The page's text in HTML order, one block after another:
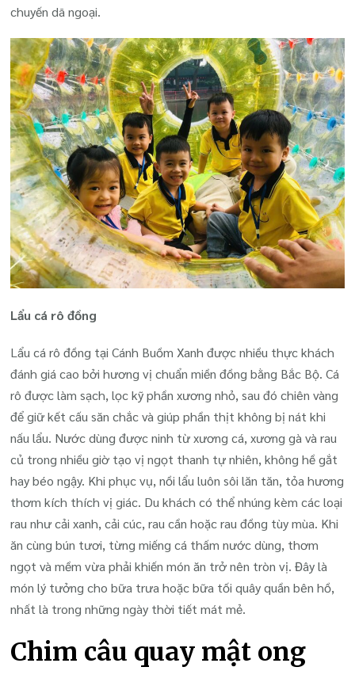
chuyến dã ngoại.
Lẩu cá rô đồng
Lẩu cá rô đồng tại Cánh Buồm Xanh được nhiều thực khách
đánh giá cao bởi hương vị chuẩn miền đồng bằng Bắc Bộ. Cá
rô được làm sạch, lọc kỹ phần xương nhỏ, sau đó chiên vàng
để giữ kết cấu săn chắc và giúp phần thịt không bị nát khi
nấu lẩu. Nước dùng được ninh từ xương cá, xương gà và rau
củ trong nhiều giờ tạo vị ngọt thanh tự nhiên, không hề gắt
hay béo ngậy. Khi phục vụ, nồi lẩu luôn sôi lăn tăn, tỏa hương
thơm kích thích vị giác. Du khách có thể nhúng kèm các loại
rau như cải xanh, cải cúc, rau cần hoặc rau đồng tùy mùa. Khi
ăn cùng bún tươi, từng miếng cá thấm nước dùng, thơm
ngọt và mềm vừa phải khiến món ăn trở nên tròn vị. Đây là
món lý tưởng cho bữa trưa hoặc bữa tối quây quần bên hồ,
nhất là trong những ngày thời tiết mát mẻ.
Chim câu quay mật ong